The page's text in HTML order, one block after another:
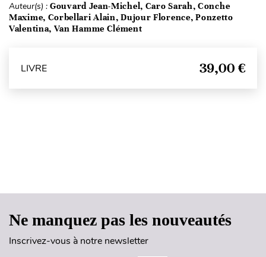
Auteur(s) : Gouvard Jean-Michel, Caro Sarah, Conche
Maxime, Corbellari Alain, Dujour Florence, Ponzetto
Valentina, Van Hamme Clément
LIVRE 39,00 €
Ne manquez pas les nouveautés
Inscrivez-vous à notre newsletter